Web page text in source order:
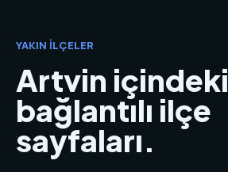
YAKIN İLÇELER
Artvin içindeki
bağlantılı ilçe
sayfaları.